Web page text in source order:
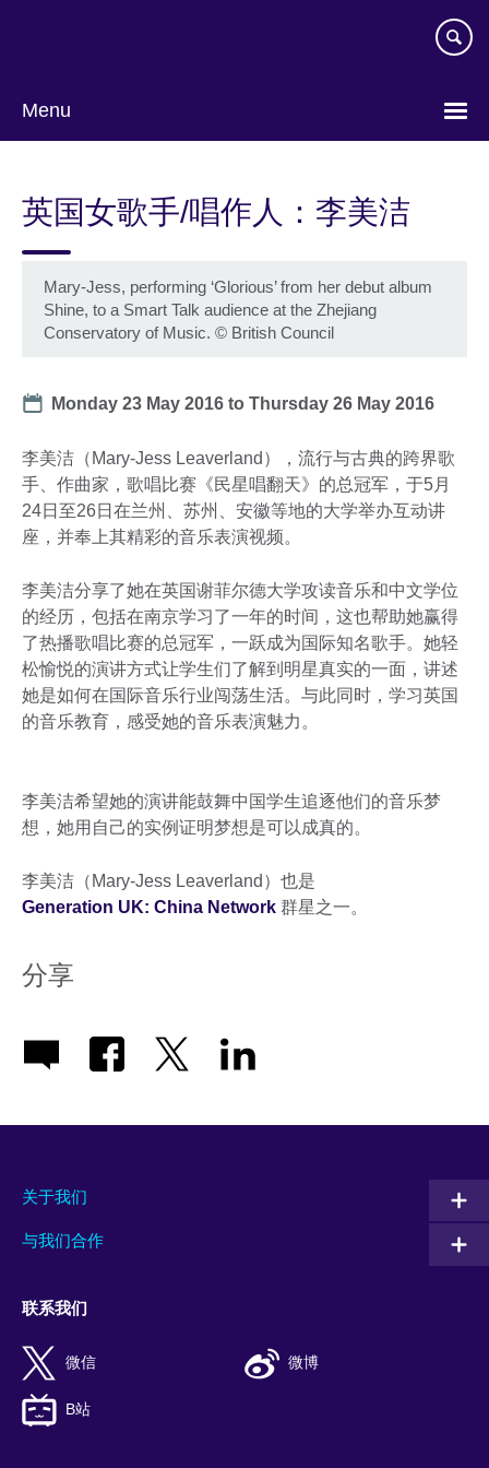
Menu
language
英国女歌手/唱作人：李美洁
Mary-Jess, performing ‘Glorious’ from her debut album
Shine, to a Smart Talk audience at the Zhejiang
Conservatory of Music. © British Council
Date
Monday 23 May 2016 toThursday 26 May 2016
李美洁（Mary-Jess Leaverland），流行与古典的跨界歌
手、作曲家，歌唱比赛《民星唱翻天》的总冠军，于5月
24日至26日在兰州、苏州、安徽等地的大学举办互动讲
座，并奉上其精彩的音乐表演视频。
李美洁分享了她在英国谢菲尔德大学攻读音乐和中文学位
的经历，包括在南京学习了一年的时间，这也帮助她赢得
了热播歌唱比赛的总冠军，一跃成为国际知名歌手。她轻
松愉悦的演讲方式让学生们了解到明星真实的一面，讲述
她是如何在国际音乐行业闯荡生活。与此同时，学习英国
的音乐教育，感受她的音乐表演魅力。
李美洁希望她的演讲能鼓舞中国学生追逐他们的音乐梦
想，她用自己的实例证明梦想是可以成真的。
李美洁（Mary-Jess Leaverland）也是
Generation UK: China Network 群星之一。
分享
关于我们
与我们合作
联系我们
微信 微博
B站